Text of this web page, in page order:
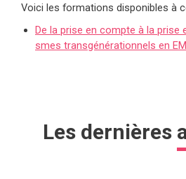
Voici les formations disponibles à
De la prise en compte à la prise
smes transgénérationnels en
Les dernières